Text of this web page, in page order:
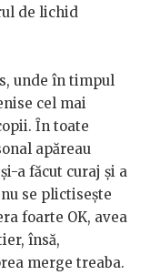
de lichid
unde în timpul
cel mai
Ȋn toate
apăreau
a făcut curaj şi a
se plictiseşte
foarte OK, avea
însă,
merge treaba.